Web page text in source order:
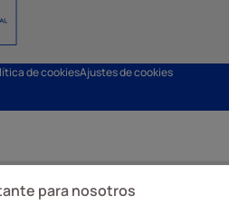
de cookiesAjustes de cookies
para nosotros